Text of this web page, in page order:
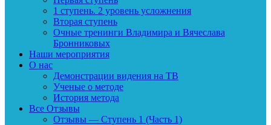
1 ступень. 2 уровень усложнения
Вторая ступень
Очные тренинги Владимира и Вячеслава
Бронниковых
Наши мероприятия
О нас
Демонстрации видения на ТВ
Ученые о методе
История метода
Все Отзывы
Отзывы — Ступень 1 (Часть 1)